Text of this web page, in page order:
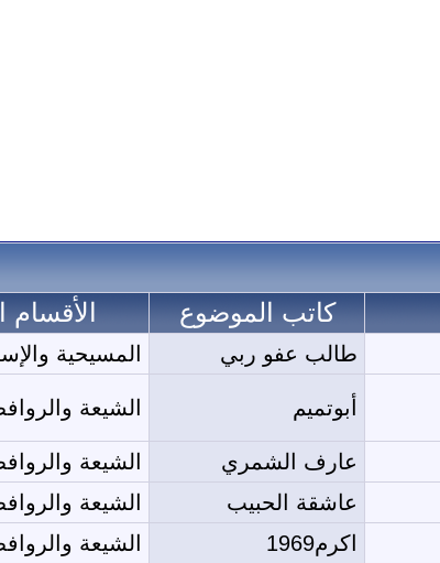
كاتب الموضوع الأقسام
طالب عفو ربي المسيحية
أبوتميم الشيعة
عارف الشمري الشيعة
عاشقة الحبيب الشيعة
اكرم1969 الشيعة